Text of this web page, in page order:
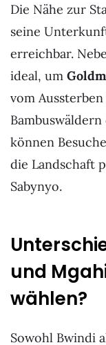
Die Nähe zur
seine
erreichbar.
ideal, um
vom
können
die Landschaft
Sabynyo.
und
wählen?
Sowohl Bwindi